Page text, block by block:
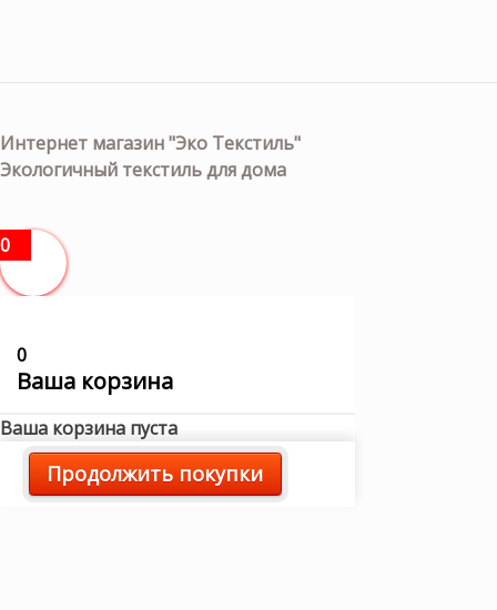
Интернет магазин "Эко Текстиль"
Экологичный текстиль для дома
0
0
Ваша корзина
Ваша корзина пуста
Продолжить покупки